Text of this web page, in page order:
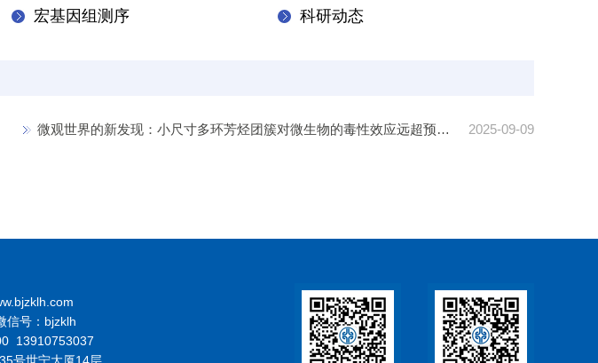
宏基因组测序 科研动态
微观世界的新发现：小尺寸多环芳烃团簇对微生物的毒性效应远超预期 摘要
2025-09-09
信号：bjzklh
13910753037